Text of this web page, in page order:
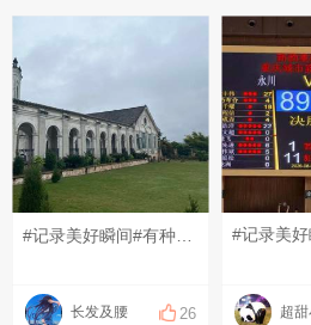
#记录美好瞬间#有种到了国外的感觉
长发及腰 26 超